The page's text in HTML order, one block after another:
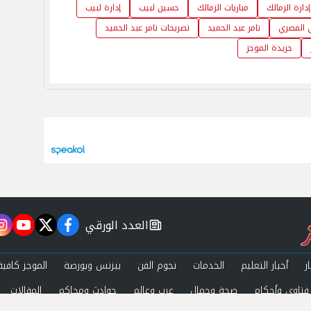
إدارة الزمالك مباريات الزمالك حسين لبيب
إدارة لبيب
المصري تامر عبد الحميد
تصريحات تامر عبد الحميد
جريدة الموجز
newspaper
العدد الورقي facebook
twitter
أخبار التعليم الخدمات نجوم الفن بيزنس وبورصة
الموجز
فتاوى وأحكام صحة وجمال عرب وعالم حوادث ومحاكم المقالات